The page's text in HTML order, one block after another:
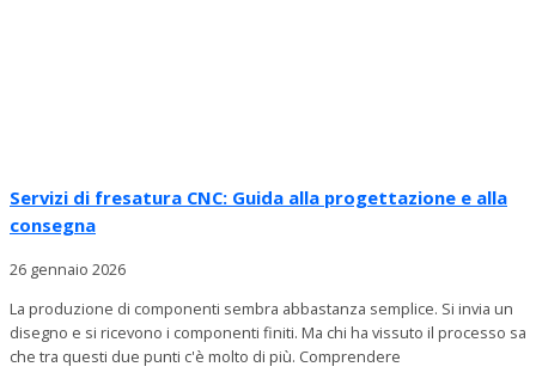
Servizi di fresatura CNC: Guida alla progettazione e alla
consegna
26 gennaio 2026
La produzione di componenti sembra abbastanza semplice. Si invia un
disegno e si ricevono i componenti finiti. Ma chi ha vissuto il processo sa
che tra questi due punti c'è molto di più. Comprendere